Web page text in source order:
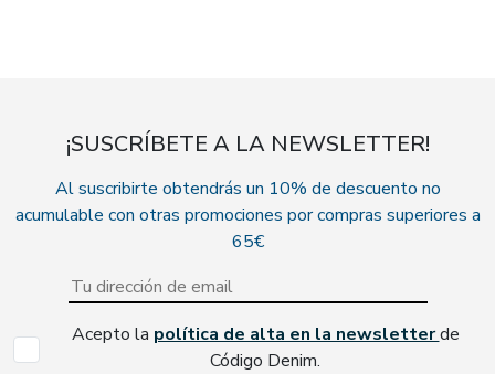
¡SUSCRÍBETE A LA NEWSLETTER!
Al suscribirte obtendrás un 10% de descuento no
acumulable con otras promociones por compras superiores a
65€
Acepto la política de alta en la newsletterde
Código Denim.